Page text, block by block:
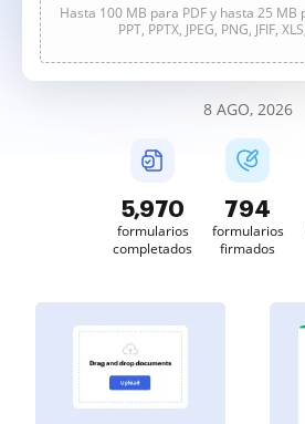
Hasta 100 MB para PDF y hasta 25 MB
PPT, PPTX, JPEG, PNG, JFIF,
8 AGO, 2026
5,970
formularios
completados
794
formularios
firmados